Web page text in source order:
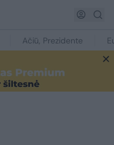
Ačiū, Prezidente